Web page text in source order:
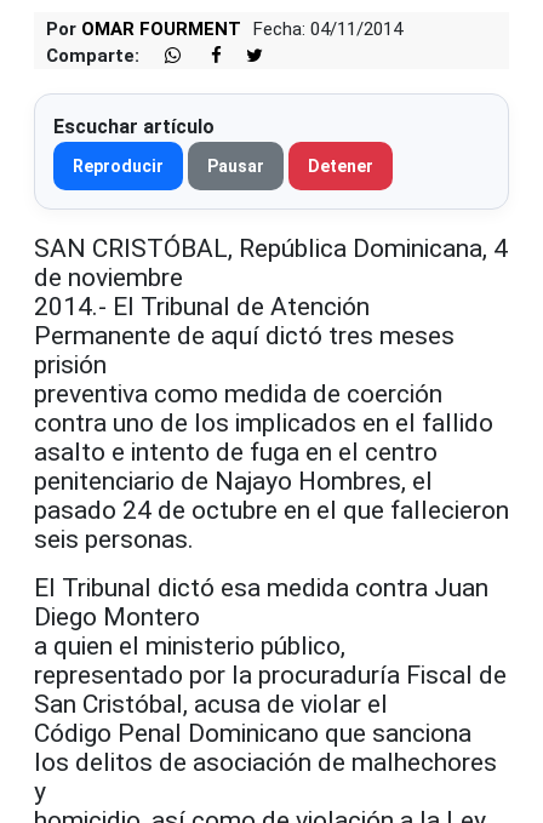
Por OMAR FOURMENT
Fecha: 04/11/2014
Comparte:
Escuchar artículo
Reproducir Pausar Detener
SAN CRISTÓBAL, República Dominicana, 4
de noviembre
2014.- El Tribunal de Atención
Permanente de aquí dictó tres meses
prisión
preventiva como medida de coerción
contra uno de los implicados en el fallido
asalto e intento de fuga en el centro
penitenciario de Najayo Hombres, el
pasado 24 de octubre en el que fallecieron
seis personas.
El Tribunal dictó esa medida contra Juan
Diego Montero
a quien el ministerio público,
representado por la procuraduría Fiscal de
San Cristóbal, acusa de violar el
Código Penal Dominicano que sanciona
los delitos de asociación de malhechores
y